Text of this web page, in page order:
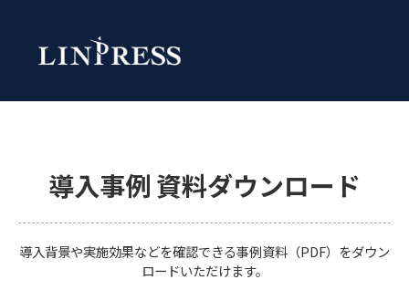
導入事例 資料ダウンロード
導入背景や実施効果などを確認できる事例資料（PDF）をダウン
ロードいただけます。